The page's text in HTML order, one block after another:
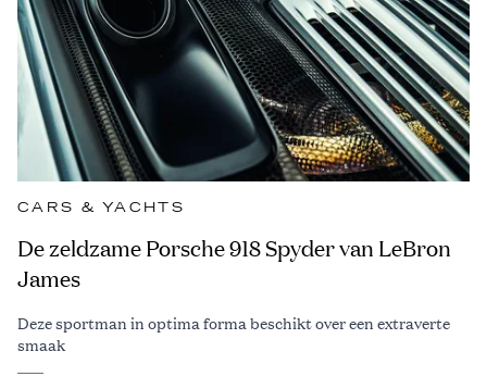
CARS & YACHTS
De zeldzame Porsche 918 Spyder van LeBron
James
Deze sportman in optima forma beschikt over een extraverte
smaak